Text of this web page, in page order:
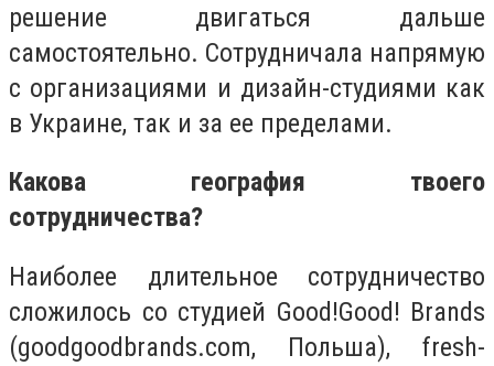
решение двигаться дальше
самостоятельно. Сотрудничала напрямую
с организациями и дизайн-студиями как
в Украине, так и за ее пределами.
Какова география твоего
сотрудничества?
Наиболее длительное сотрудничество
сложилось со студией Good!Good! Brands
(goodgoodbrands.com, Польша), fresh-